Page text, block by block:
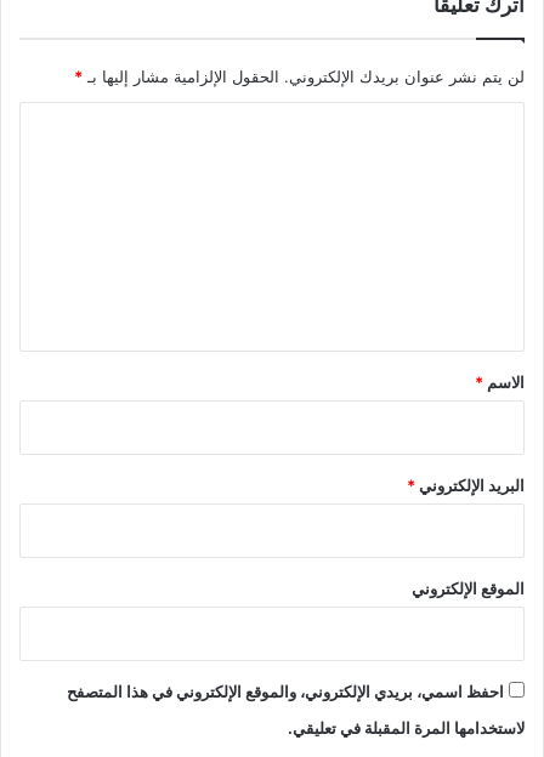
لن يتم نشر عنوان بريدك الإلكتروني. الحقول الإلزامية مشار إليها بـ *
*
الاسم *
البريد الإلكتروني*
الموقع الإلكتروني
احفظ اسمي، بريدي الإلكتروني، والموقع الإلكتروني في هذا المتصفح
لاستخدامها المرة المقبلة في تعليقي.